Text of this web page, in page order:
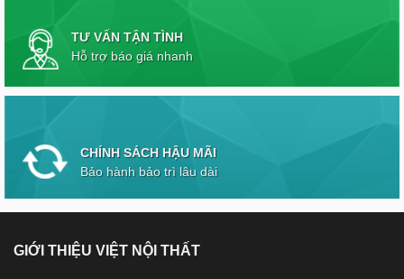
TƯ VẤN TẬN TÌNH
Hỗ trợ báo giá nhanh
CHÍNH SÁCH HẬU MÃI
Bảo hành bảo trì lâu dài
GIỚI THIỆU VIỆT NỘI THẤT